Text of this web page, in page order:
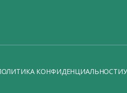
КОНФИДЕНЦИАЛЬНОСТИ